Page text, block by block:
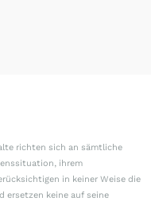
richten sich an sämtliche
ihrem
in keiner Weise die
ersetzen keine auf seine